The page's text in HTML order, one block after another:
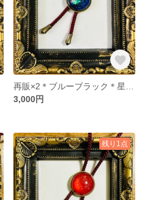
3,000円
残り1点